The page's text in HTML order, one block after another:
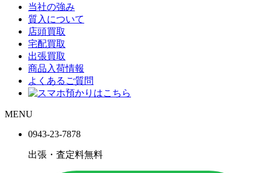
当社の強み
質入について
店頭買取
宅配買取
出張買取
商品入荷情報
よくあるご質問
MENU
0943-23-7878
出張・査定料無料